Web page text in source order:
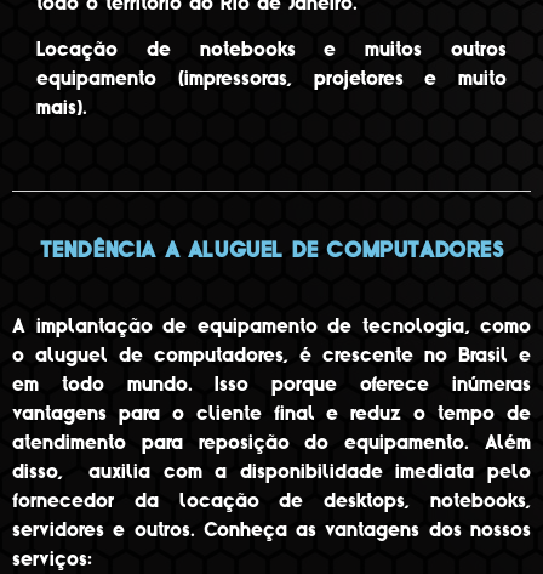
todo o território do Rio de Janeiro.
Locação de notebooks e muitos outros
equipamento (impressoras, projetores e muito
mais).
TENDÊNCIA A ALUGUEL DE COMPUTADORES
A implantação de equipamento de tecnologia, como
o aluguel de computadores, é crescente no Brasil e
em todo mundo. Isso porque oferece inúmeras
vantagens para o cliente final e reduz o tempo de
atendimento para reposição do equipamento. Além
disso, auxilia com a disponibilidade imediata pelo
fornecedor da locação de desktops, notebooks,
servidores e outros. Conheça as vantagens dos nossos
serviços: